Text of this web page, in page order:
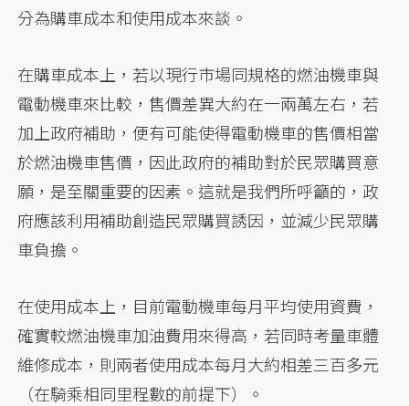
分為購車成本和使用成本來談。
在購車成本上，若以現行市場同規格的燃油機車與
電動機車來比較，售價差異大約在一兩萬左右，若
加上政府補助，便有可能使得電動機車的售價相當
於燃油機車售價，因此政府的補助對於民眾購買意
願，是至關重要的因素。這就是我們所呼籲的，政
府應該利用補助創造民眾購買誘因，並減少民眾購
車負擔。
在使用成本上，目前電動機車每月平均使用資費，
確實較燃油機車加油費用來得高，若同時考量車體
維修成本，則兩者使用成本每月大約相差三百多元
（在騎乘相同里程數的前提下）。